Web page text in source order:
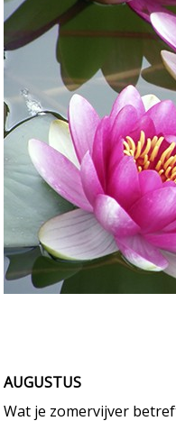
AUGUSTUS
Wat je zomervijver